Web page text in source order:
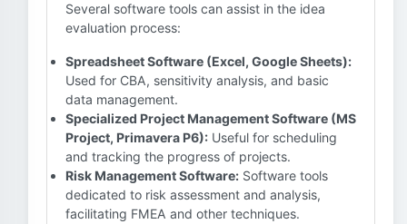
Several software tools can assist in the idea
evaluation process:
Spreadsheet Software (Excel, Google Sheets):
Used for CBA, sensitivity analysis, and basic
data management.
Specialized Project Management Software (MS
Project, Primavera P6): Useful for scheduling
and tracking the progress of projects.
Risk Management Software: Software tools
dedicated to risk assessment and analysis,
facilitating FMEA and other techniques.